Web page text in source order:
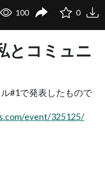
100 0
とコミュニ
#1で発表したもので
event/325125/